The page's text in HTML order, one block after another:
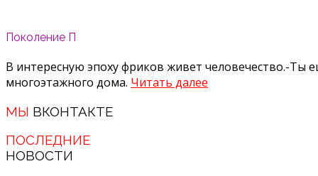
Поколение П
В интересную эпоху фриков живет человечество.-Ты
многоэтажного дома. Читать далее
МЫ ВКОНТАКТЕ
ПОСЛЕДНИЕ
НОВОСТИ